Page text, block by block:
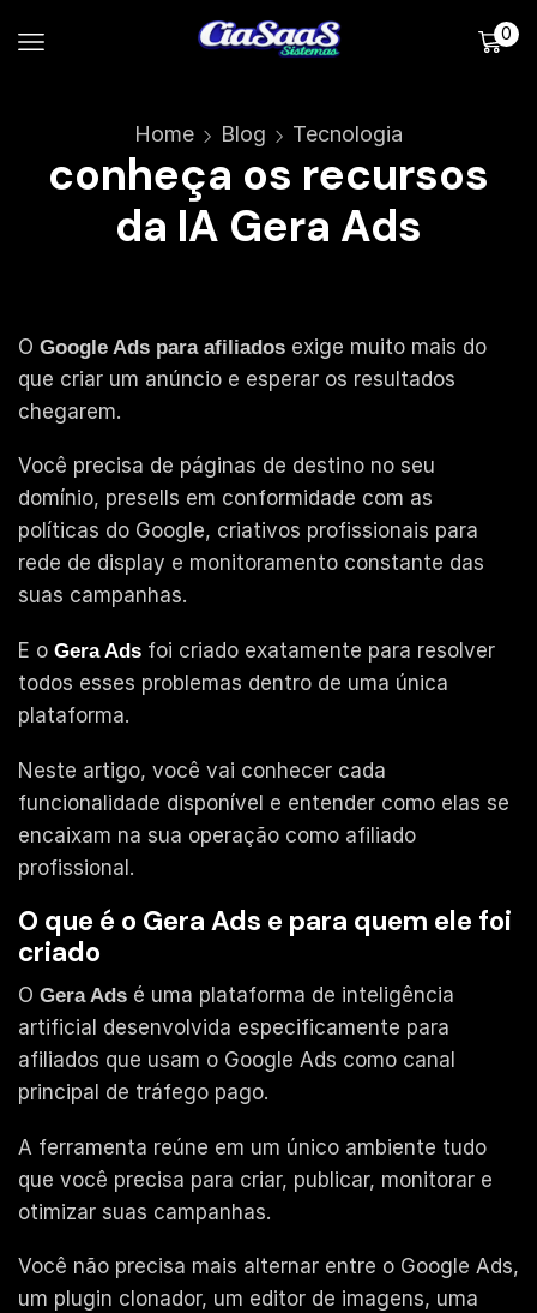
0
Home Blog Tecnologia
conheça os recursos
da IA Gera Ads
O Google Ads para afiliados exige muito mais do
que criar um anúncio e esperar os resultados
chegarem.
Você precisa de páginas de destino no seu
domínio, presells em conformidade com as
políticas do Google, criativos profissionais para
rede de display e monitoramento constante das
suas campanhas.
E o Gera Ads foi criado exatamente para resolver
todos esses problemas dentro de uma única
plataforma.
Neste artigo, você vai conhecer cada
funcionalidade disponível e entender como elas se
encaixam na sua operação como afiliado
profissional.
O que é o Gera Ads e para quem ele foi
criado
O Gera Ads é uma plataforma de inteligência
artificial desenvolvida especificamente para
afiliados que usam o Google Ads como canal
principal de tráfego pago.
A ferramenta reúne em um único ambiente tudo
que você precisa para criar, publicar, monitorar e
otimizar suas campanhas.
Você não precisa mais alternar entre o Google Ads,
um plugin clonador, um editor de imagens, uma